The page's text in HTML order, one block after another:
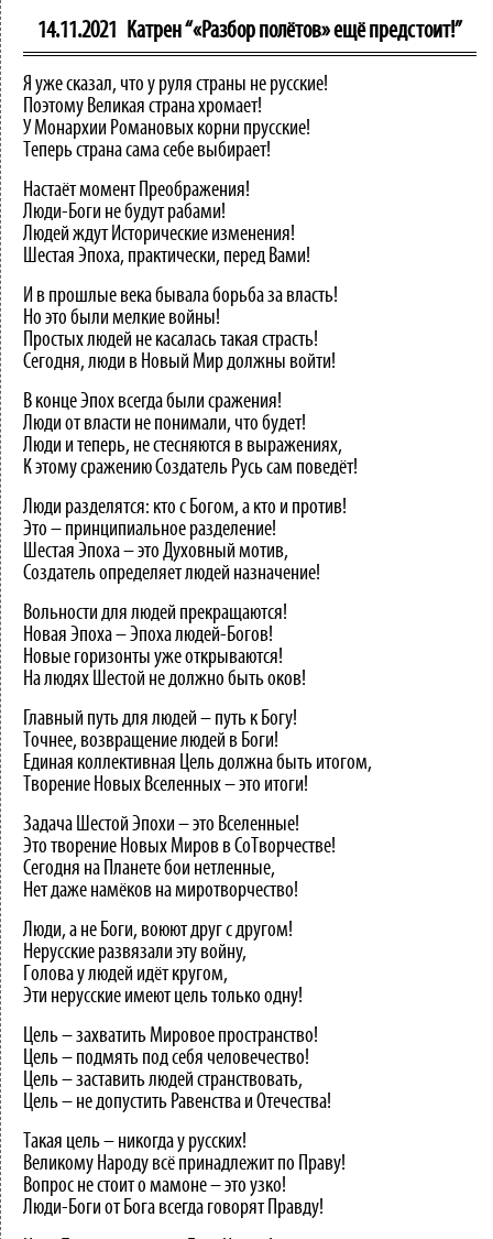
14.11.2021 Катрен “«Разбор полётов» ещё предстоит!”
Я уже сказал, что у руля страны не русские!
Поэтому Великая страна хромает!
У Монархии Романовых корни прусские!
Теперь страна сама себе выбирает!
Настаёт момент Преображения!
Люди-Боги не будут рабами!
Людей ждут Исторические изменения!
Шестая Эпоха, практически, перед Вами!
И в прошлые века бывала борьба за власть!
Но это были мелкие войны!
Простых людей не касалась такая страсть!
Сегодня, люди в Новый Мир должны войти!
В конце Эпох всегда были сражения!
Люди от власти не понимали, что будет!
Люди и теперь, не стесняются в выражениях,
К этому сражению Создатель Русь сам поведёт!
Люди разделятся: кто с Богом, а кто и против!
Это – принципиальное разделение!
Шестая Эпоха – это Духовный мотив,
Создатель определяет людей назначение!
Вольности для людей прекращаются!
Новая Эпоха – Эпоха людей-Богов!
Новые горизонты уже открываются!
На людях Шестой не должно быть оков!
Главный путь для людей – путь к Богу!
Точнее, возвращение людей в Боги!
Единая коллективная Цель должна быть итогом,
Творение Новых Вселенных – это итоги!
Задача Шестой Эпохи – это Вселенные!
Это творение Новых Миров в СоТворчестве!
Сегодня на Планете бои нетленные,
Нет даже намёков на миротворчество!
Люди, а не Боги, воюют друг с другом!
Нерусские развязали эту войну,
Голова у людей идёт кругом,
Эти нерусские имеют цель только одну!
Цель – захватить Мировое пространство!
Цель – подмять под себя человечество!
Цель – заставить людей странствовать,
Цель – не допустить Равенства и Отечества!
Такая цель – никогда у русских!
Великому Народу всё принадлежит по Праву!
Вопрос не стоит о мамоне – это узко!
Люди-Боги от Бога всегда говорят Правду!